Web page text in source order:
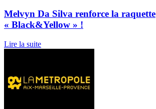
Melvyn Da Silva renforce la raquette
« Black&Yellow » !
Lire la suite